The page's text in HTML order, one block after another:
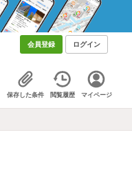
会員登録 ログイン
保存した条件 閲覧履歴 マイページ